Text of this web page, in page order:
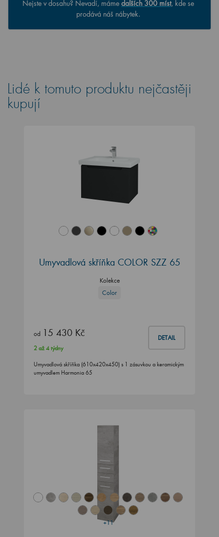
Nejste v dosahu? Nevadí, máme dalších 300 míst, kde se
prodává náš nábytek.
Lidé k tomuto produktu nejčastěji
kupují
Umyvadlová skříňka COLOR SZZ 65
Kolekce
Color
od 15 430 Kč DETAIL
2 až 4 týdny
Umyvadlová skříňka (610x420x450) s 1 zásuvkou a keramickým
umyvadlem Harmonia 65
+11